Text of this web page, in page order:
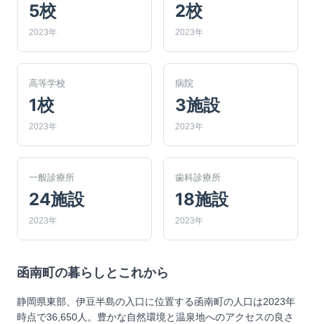
5校
2023年
2校
2023年
高等学校
1校
2023年
病院
3施設
2023年
一般診療所
24施設
2023年
歯科診療所
18施設
2023年
函南町 の暮らしとこれから
静岡県東部、伊豆半島の入口に位置する函南町の人口は2023年
時点で36,650人。豊かな自然環境と温泉地へのアクセスの良さ